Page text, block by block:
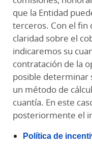
que la Entidad
terceros. Con el fin
claridad sobre el
indicaremos su
contratación de la
posible determinar
un método de
cuantía. En este
posteriormente el
Política de